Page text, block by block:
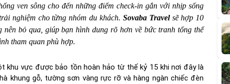
ven sông cho đến những điểm check-in gắn với nhịp sống
nghiệm cho từng nhóm du khách. Sovaba Travelsẽ hợp 10
bỏ qua, giúp bạn hình dung rõ hơn về bức tranh tổng thể
tham quan phù hợp.
khu vực được bảo tồn hoàn hảo từ thế kỷ 15 khi nơi đây là
khung gỗ, tường sơn vàng rực rỡ và hàng ngàn chiếc đèn